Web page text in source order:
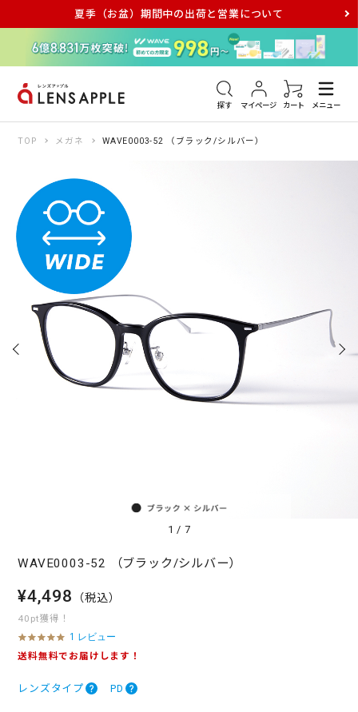
夏季（お盆）期間中の出荷と営業について
探す マイページ カート メニュー
アキュビュー メダリスト メガネ
TOP メガネ WAVE0003-52 （ブラック/シルバー）
1 / 7
WAVE0003-52 （ブラック/シルバー）
¥4,498 （税込）
40pt獲得！
5
.
t
1 レビュー
送料無料でお届けします！
レンズタイプ PD